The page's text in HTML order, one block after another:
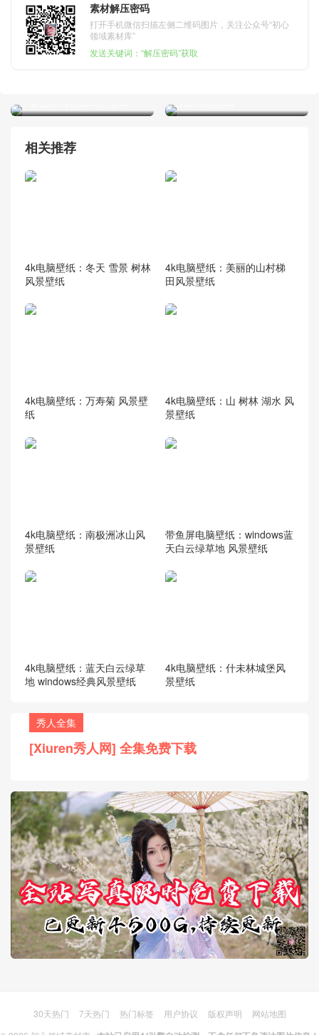
素材解压密码
打开手机微信扫描左侧二维码图片，关注公众号“初心
领域素材库”
发送关键词：“解压密码”获取
宇智波斑写轮眼高清壁纸
云朵高清壁纸
相关推荐
4k电脑壁纸：冬天 雪景 树林
风景壁纸
4k电脑壁纸：美丽的山村梯
田风景壁纸
4k电脑壁纸：万寿菊 风景壁
纸
4k电脑壁纸：山 树林 湖水 风
景壁纸
4k电脑壁纸：南极洲冰山风
景壁纸
带鱼屏电脑壁纸：windows蓝
天白云绿草地 风景壁纸
4k电脑壁纸：蓝天白云绿草
地 windows经典风景壁纸
4k电脑壁纸：什未林城堡风
景壁纸
秀人全集
[Xiuren秀人网] 全集免费下载
30天热门 7天热门 热门标签 用户协议 版权声明
网站地图